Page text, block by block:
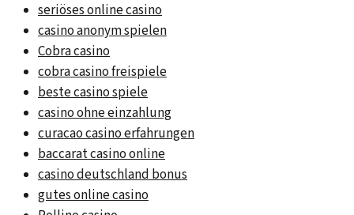
seriöses online casino
casino anonym spielen
Cobra casino
cobra casino freispiele
beste casino spiele
casino ohne einzahlung
curacao casino erfahrungen
baccarat casino online
casino deutschland bonus
gutes online casino